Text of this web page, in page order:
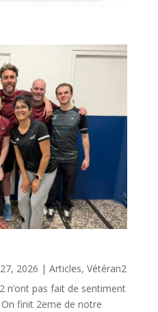
2026 | Articles, Vétéran2
n’ont pas fait de sentiment
finit 2eme de notre